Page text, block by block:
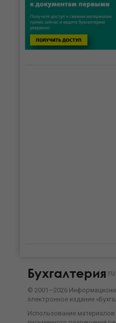
Бухгалтерия ru
© 2001—2026
электронное издание
Использование